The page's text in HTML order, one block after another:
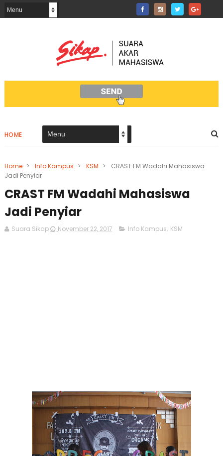
HOME
Home > Info Kampus > KSM >
CRAST FM Wadahi Mahasiswa
Jadi Penyiar
CRAST FM Wadahi Mahasiswa
Jadi Penyiar
Suara Sikap November 22, 2017 Info Kampus, KSM